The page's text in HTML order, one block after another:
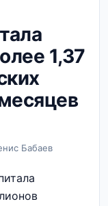
1,37
Бабаев